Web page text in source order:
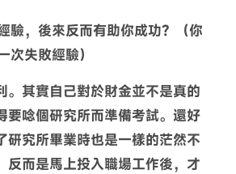
驗，後來反而有助你成功？（你
次失敗經驗）
。其實自己對於財金並不是真的
要唸個研究所而準備考試。還好
研究所畢業時也是一樣的茫然不
反而是馬上投入職場工作後，才